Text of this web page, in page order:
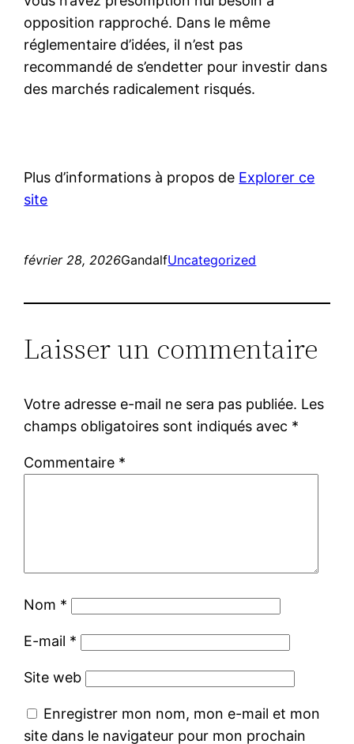
opposition rapproché. Dans le même
réglementaire d’idées, il n’est pas
recommandé de s’endetter pour investir dans
des marchés radicalement risqués.
Plus d’informations à propos de Explorer ce
site
février 28, 2026GandalfUncategorized
Laisser un commentaire
Votre adresse e-mail ne sera pas publiée. Les
champs obligatoires sont indiqués avec *
Commentaire *
Nom *
E-mail *
Site web
Enregistrer mon nom, mon e-mail et mon
site dans le navigateur pour mon prochain